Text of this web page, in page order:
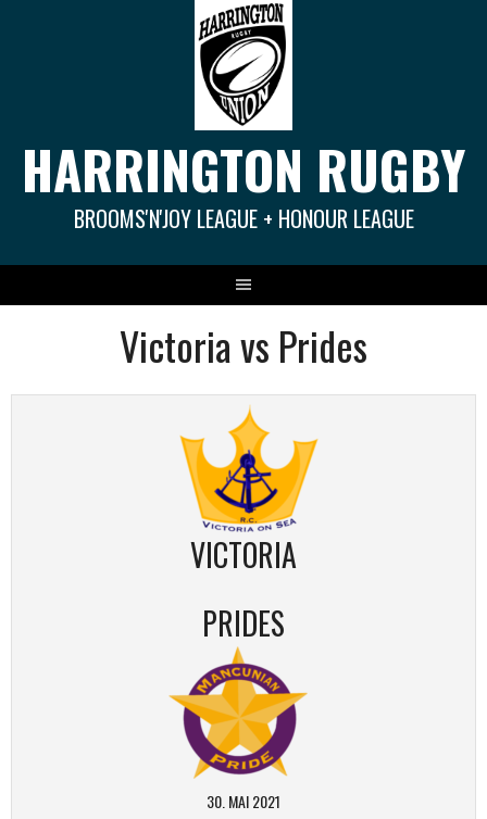
HARRINGTON RUGBY
BROOMS'N'JOY LEAGUE + HONOUR LEAGUE
Victoria vs Prides
VICTORIA
PRIDES
30. MAI 2021